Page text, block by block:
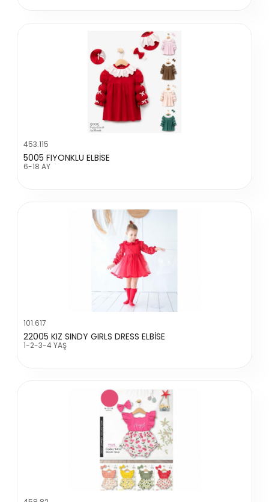
453.115
5005 FIYONKLU ELBİSE
6-18 AY
101.617
22005 KIZ SINDY GIRLS DRESS ELBİSE
1-2-3-4 YAŞ